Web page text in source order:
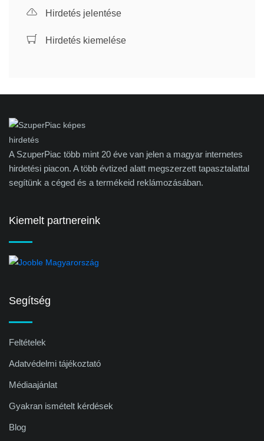
Hirdetés jelentése
Hirdetés kiemelése
A SzuperPiac több mint 20 éve van jelen a magyar internetes
hirdetési piacon. A több évtized alatt megszerzett tapasztalattal
segítünk a céged és a termékeid reklámozásában.
Kiemelt partnereink
Segítség
Feltételek
Adatvédelmi tájékoztató
Médiaajánlat
Gyakran ismételt kérdések
Blog